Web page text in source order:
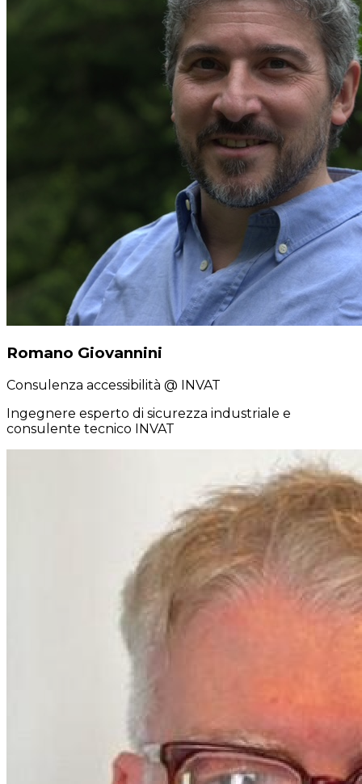
Romano Giovannini
Consulenza accessibilità @ INVAT
Ingegnere esperto di sicurezza industriale e
consulente tecnico INVAT